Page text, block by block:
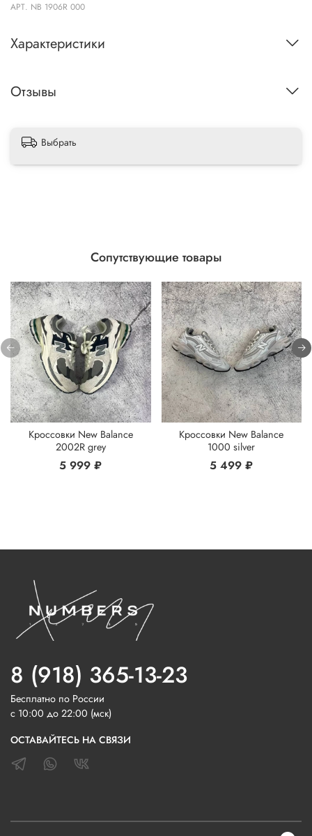
АРТ. NB 1906R 000
Характеристики
Отзывы
Выбрать
Сопутствующие товары
Кроссовки New Balance
2002R grey
5 999 ₽
Кроссовки New Balance
1000 silver
5 499 ₽
8 (918) 365-13-23
Бесплатно по России
с 10:00 до 22:00 (мск)
ОСТАВАЙТЕСЬ НА СВЯЗИ